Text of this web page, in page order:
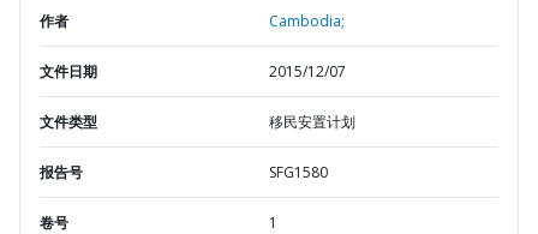
作者 Cambodia;
文件日期 2015/12/07
文件类型 移民安置计划
报告号 SFG1580
卷号 1